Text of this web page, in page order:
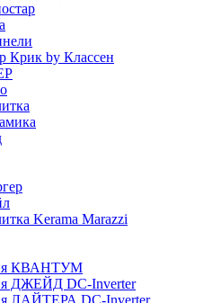
Крик by Классен
Kerama Marazzi
КВАНТУМ
ДЖЕЙД DC-Inverter
ЛАЙТЕРА DC-Inverter